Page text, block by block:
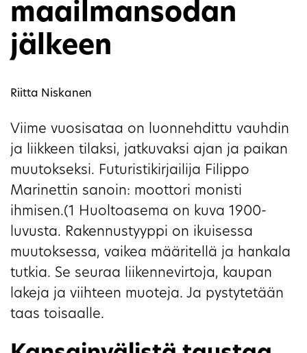
maailmansodan
jälkeen
Riitta Niskanen
Viime vuosisataa on luonnehdittu vauhdin
ja liikkeen tilaksi, jatkuvaksi ajan ja paikan
muutokseksi. Futuristikirjailija Filippo
Marinettin sanoin: moottori monisti
ihmisen.(1 Huoltoasema on kuva 1900-
luvusta. Rakennustyyppi on ikuisessa
muutoksessa, vaikea määritellä ja hankala
tutkia. Se seuraa liikennevirtoja, kaupan
lakeja ja viihteen muoteja. Ja pystytetään
taas toisaalle.